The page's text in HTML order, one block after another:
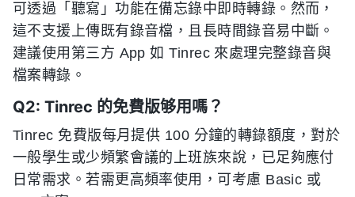
可透過「聽寫」功能在備忘錄中即時轉錄。然而，
這不支援上傳既有錄音檔，且長時間錄音易中斷。
建議使用第三方 App 如 Tinrec 來處理完整錄音與
檔案轉錄。
Q2: Tinrec 的免費版够用嗎？
Tinrec 免費版每月提供 100 分鐘的轉錄額度，對於
一般學生或少頻繁會議的上班族來說，已足夠應付
日常需求。若需更高頻率使用，可考慮 Basic 或